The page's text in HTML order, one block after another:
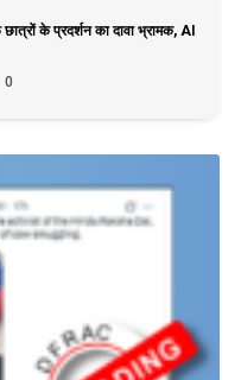
के प्रदर्शन का दावा भ्रामक, AI
0